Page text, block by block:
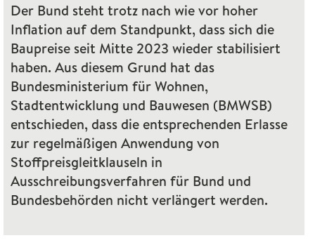
Der Bund steht trotz nach wie vor hoher
Inflation auf dem Standpunkt, dass sich die
Baupreise seit Mitte 2023 wieder stabilisiert
haben. Aus diesem Grund hat das
Bundesministerium für Wohnen,
Stadtentwicklung und Bauwesen (BMWSB)
entschieden, dass die entsprechenden Erlasse
zur regelmäßigen Anwendung von
Stoffpreisgleitklauseln in
Ausschreibungsverfahren für Bund und
Bundesbehörden nicht verlängert werden.